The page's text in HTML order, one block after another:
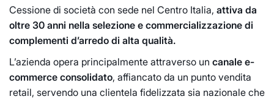
Cessione di società con sede nel Centro Italia, attiva da
oltre 30 anni nella selezione e commercializzazione di
complementi d’arredo di alta qualità.
L’azienda opera principalmente attraverso un canale e-
commerce consolidato, affiancato da un punto vendita
retail, servendo una clientela fidelizzata sia nazionale che